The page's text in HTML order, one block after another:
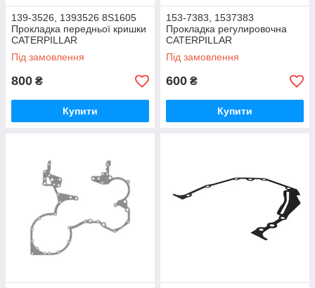
139-3526, 1393526 8S1605
Прокладка передньої кришки
CATERPILLAR
Під замовлення
800 ₴
Купити
153-7383, 1537383
Прокладка регулировочна
CATERPILLAR
Під замовлення
600 ₴
Купити